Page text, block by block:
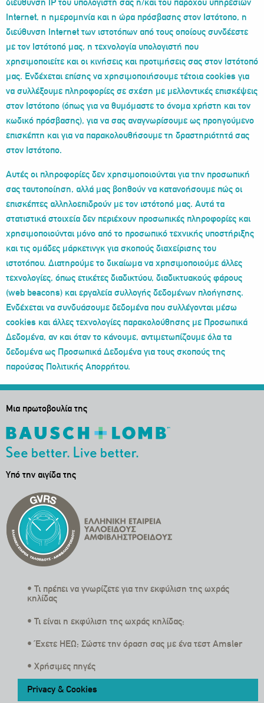
διεύθυνση IP του υπολογιστή σας ή/και του παρόχου υπηρεσιών
Internet, η ημερομηνία και η ώρα πρόσβασης στον Ιστότοπο, η
διεύθυνση Internet των ιστοτόπων από τους οποίους συνδέεστε
με τον Ιστότοπό μας, η τεχνολογία υπολογιστή που
χρησιμοποιείτε και οι κινήσεις και προτιμήσεις σας στον Ιστότοπό
μας. Ενδέχεται επίσης να χρησιμοποιήσουμε τέτοια cookies για
να συλλέξουμε πληροφορίες σε σχέση με μελλοντικές επισκέψεις
στον Ιστότοπο (όπως για να θυμόμαστε το όνομα χρήστη και τον
κωδικό πρόσβασης), για να σας αναγνωρίσουμε ως προηγούμενο
επισκέπτη και για να παρακολουθήσουμε τη δραστηριότητά σας
στον Ιστότοπο.
Αυτές οι πληροφορίες δεν χρησιμοποιούνται για την προσωπική
σας ταυτοποίηση, αλλά μας βοηθούν να κατανοήσουμε πώς οι
επισκέπτες αλληλοεπιδρούν με τον ιστότοπό μας. Αυτά τα
στατιστικά στοιχεία δεν περιέχουν προσωπικές πληροφορίες και
χρησιμοποιούνται μόνο από το προσωπικό τεχνικής υποστήριξης
και τις ομάδες μάρκετινγκ για σκοπούς διαχείρισης του
ιστοτόπου. Διατηρούμε το δικαίωμα να χρησιμοποιούμε άλλες
τεχνολογίες, όπως ετικέτες διαδικτύου, διαδικτυακούς φάρους
(web beacons) και εργαλεία συλλογής δεδομένων πλοήγησης.
Ενδέχεται να συνδυάσουμε δεδομένα που συλλέγονται μέσω
cookies και άλλες τεχνολογίες παρακολούθησης με Προσωπικά
Δεδομένα, αν και όταν το κάνουμε, αντιμετωπίζουμε όλα τα
δεδομένα ως Προσωπικά Δεδομένα για τους σκοπούς της
παρούσας Πολιτικής Απορρήτου.
Μια πρωτοβουλία της
Υπό την αιγίδα της
• Τι πρέπει να γνωρίζετε για την εκφύλιση της ωχράς
κηλίδας
• Τι είναι η εκφύλιση της ωχράς κηλίδας;
• Έχετε ΗΕΩ; Σώστε την όραση σας με ένα τεστ Amsler
• Χρήσιμες πηγές
Privacy & Cookies